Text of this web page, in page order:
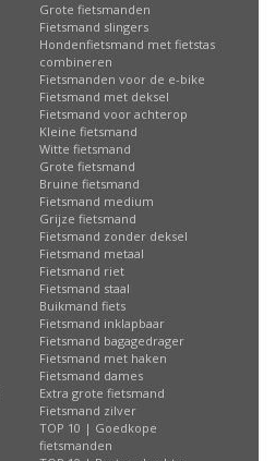
Grote fietsmanden
Fietsmand slingers
Hondenfietsmand met fietstas
combineren
Fietsmanden voor de e-bike
Fietsmand met deksel
Fietsmand voor achterop
Kleine fietsmand
Witte fietsmand
Grote fietsmand
Bruine fietsmand
Fietsmand medium
Grijze fietsmand
Fietsmand zonder deksel
Fietsmand metaal
Fietsmand riet
Fietsmand staal
Buikmand fiets
Fietsmand inklapbaar
Fietsmand bagagedrager
Fietsmand met haken
Fietsmand dames
Extra grote fietsmand
Fietsmand zilver
TOP 10 | Goedkope
fietsmanden